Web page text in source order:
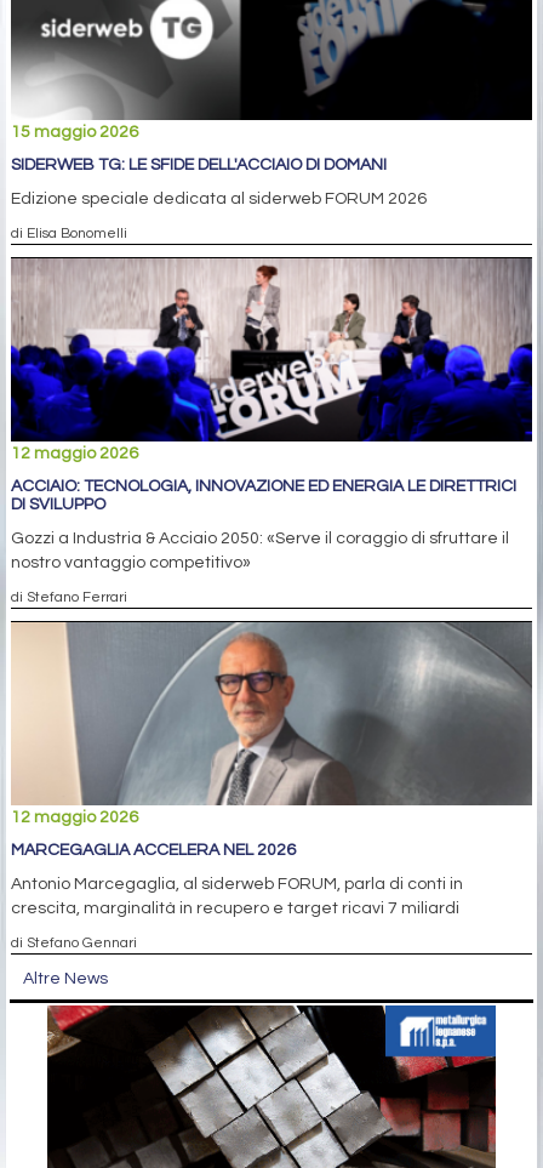
15 maggio 2026
SIDERWEB TG: LE SFIDE DELL'ACCIAIO DI DOMANI
Edizione speciale dedicata al siderweb FORUM 2026
di Elisa Bonomelli
12 maggio 2026
ACCIAIO: TECNOLOGIA, INNOVAZIONE ED ENERGIA LE DIRETTRICI
DI SVILUPPO
Gozzi a Industria & Acciaio 2050: «Serve il coraggio di sfruttare il
nostro vantaggio competitivo»
di Stefano Ferrari
12 maggio 2026
MARCEGAGLIA ACCELERA NEL 2026
Antonio Marcegaglia, al siderweb FORUM, parla di conti in
crescita, marginalità in recupero e target ricavi 7 miliardi
di Stefano Gennari
Altre News